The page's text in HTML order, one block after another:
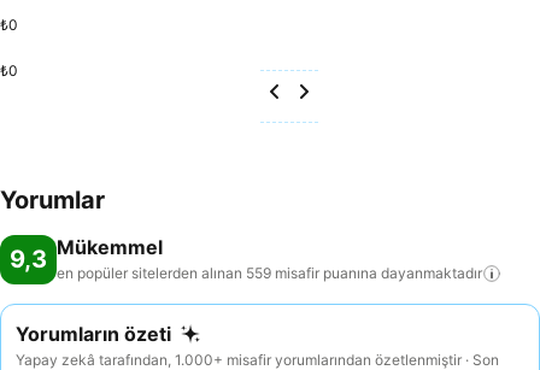
₺0
₺0
Yorumlar
9,3 Mükemmel
en popüler sitelerden alınan 559 misafir puanına dayanmaktadır
Yorumların özeti
Yapay zekâ tarafından, 1.000+ misafir yorumlarından özetlenmiştir · Son